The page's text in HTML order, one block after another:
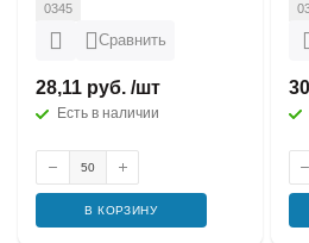
0345
Сравнить
28,11 руб. /шт
Есть в наличии
В КОРЗИНУ